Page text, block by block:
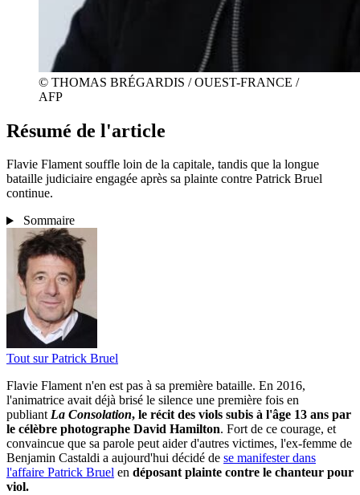
© THOMAS BRÉGARDIS / OUEST-FRANCE /
AFP
Résumé de l'article
Flavie Flament souffle loin de la capitale, tandis que la longue
bataille judiciaire engagée après sa plainte contre Patrick Bruel
continue.
Sommaire
Tout surPatrick Bruel
Flavie Flament n'en est pas à sa première bataille. En 2016,
l'animatrice avait déjà brisé le silence une première fois en
publiantLa Consolation, le récit des viols subis à l'âge 13 ans par
le célèbre photographe David Hamilton. Fort de ce courage, et
convaincue que sa parole peut aider d'autres victimes, l'ex-femme de
Benjamin Castaldi a aujourd'hui décidé de se manifester dans
l'affaire Patrick Bruel en déposant plainte contre le chanteur pour
viol.